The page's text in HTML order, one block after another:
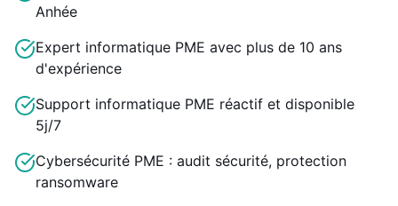
Anhée
Expert informatique PME avec plus de 10 ans
d'expérience
Support informatique PME réactif et disponible
5j/7
Cybersécurité PME : audit sécurité, protection
ransomware